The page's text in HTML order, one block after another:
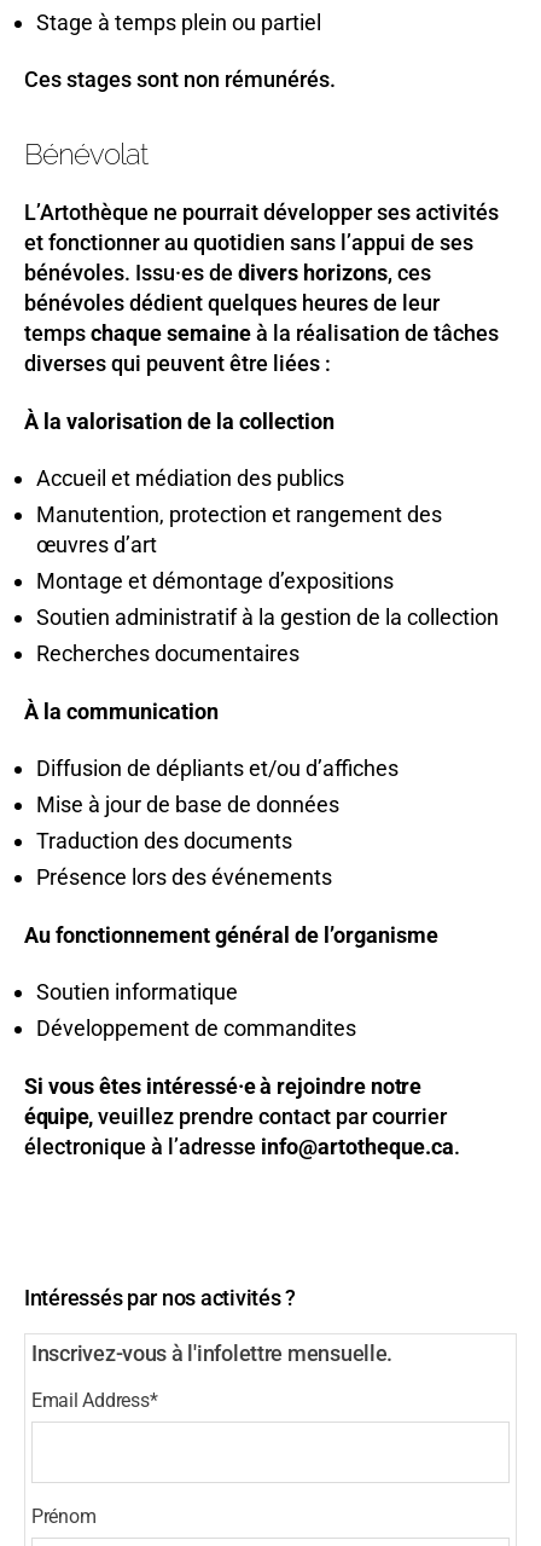
Stage à temps plein ou partiel
Ces stages sont non rémunérés.
Bénévolat
L’Artothèque ne pourrait développer ses activités
et fonctionner au quotidien sans l’appui de ses
bénévoles. Issu·es de divers horizons, ces
bénévoles dédient quelques heures de leur
tempschaque semaineà la réalisation de tâches
diverses qui peuvent être liées :
À la valorisation de la collection
Accueil et médiation des publics
Manutention, protection et rangement des
œuvres d’art
Montage et démontage d’expositions
Soutien administratif à la gestion de la collection
Recherches documentaires
À la communication
Diffusion de dépliants et/ou d’affiches
Mise à jour de base de données
Traduction des documents
Présence lors des événements
Au fonctionnement général de l’organisme
Soutien informatique
Développement de commandites
Si vous êtes intéressé·eà rejoindre notre
équipe,veuillez prendre contact par courrier
électronique à l’adresse info@artotheque.ca.
Intéressés par nos activités ?
Inscrivez-vous à l'infolettre mensuelle.
Email Address*
Prénom